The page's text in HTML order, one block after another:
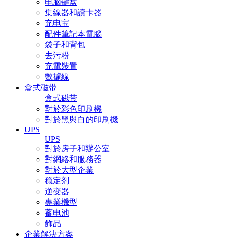
电脑键盘
集線器和讀卡器
充电宝
配件筆記本電腦
袋子和背包
去污粉
充電裝置
數據線
盒式磁带
盒式磁带
對於彩色印刷機
對於黑與白的印刷機
UPS
UPS
對於房子和辦公室
對網絡和服務器
對於大型企業
稳定剂
逆变器
專業機型
蓄电池
飾品
企業解決方案